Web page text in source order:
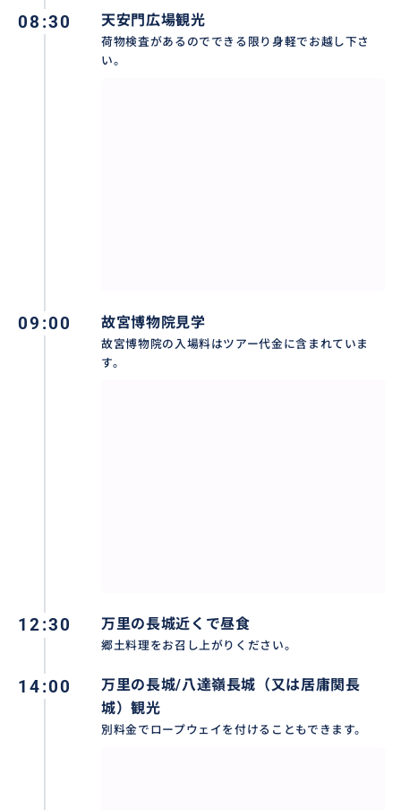
08:30 天安門広場観光
荷物検査があるのでできる限り身軽でお越し下さ
い。
09:00 故宮博物院見学
故宮博物院の入場料はツアー代金に含まれていま
す。
12:30 万里の長城近くで昼食
郷土料理をお召し上がりください。
14:00
万里の長城/八達嶺長城（又は居庸関長
城）観光
別料金でロープウェイを付けることもできます。